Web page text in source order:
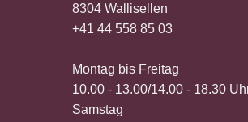
8304 Wallisellen
+41 44 558 85 03
Montag bis Freitag
10.00 - 13.00/14.00 - 18.30
Samstag